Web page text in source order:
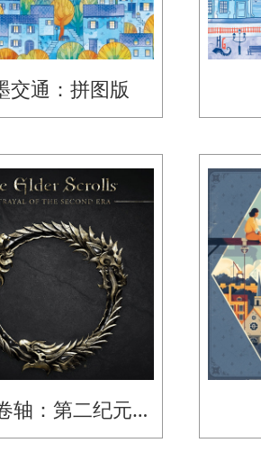
交通：拼图版
轴：第二纪元…